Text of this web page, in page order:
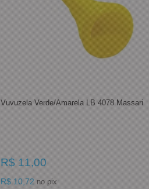
Vuvuzela Verde/Amarela LB 4078 Massari
R$ 11,00
R$ 10,72 no pix